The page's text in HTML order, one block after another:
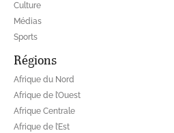
Culture
Médias
Sports
Régions
Afrique du Nord
Afrique de l’Ouest
Afrique Centrale
Afrique de l’Est